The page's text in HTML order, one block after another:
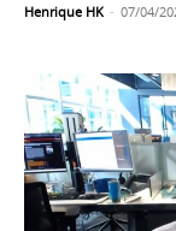
Henrique HK - 07/04/